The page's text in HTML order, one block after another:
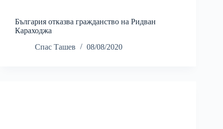
България отказва гражданство на Ридван
Караходжа
Спас Ташев
08/08/2020